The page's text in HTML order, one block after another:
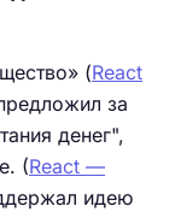
(React
за
денег",
(React —
идею